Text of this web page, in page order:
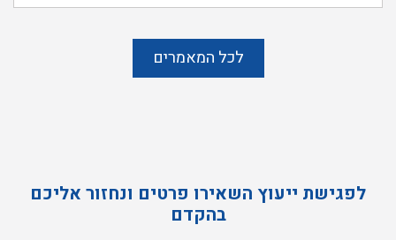
לכל המאמרים
לפגישת ייעוץ השאירו פרטים ונחזור אליכם
בהקדם